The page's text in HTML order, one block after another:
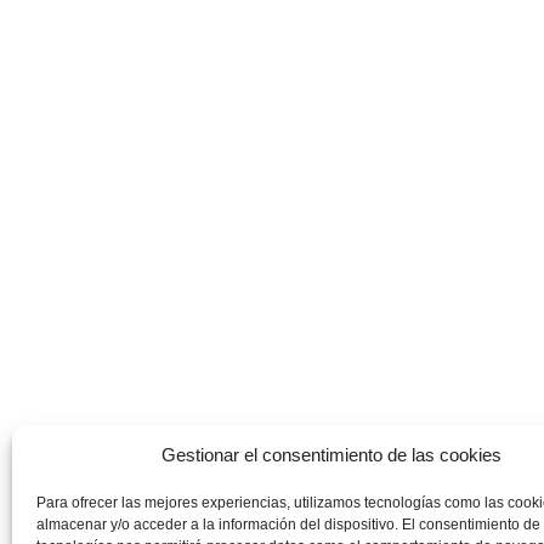
Gestionar el consentimiento de las cookies
Para ofrecer las mejores experiencias, utilizamos tecnologías como las
almacenar y/o acceder a la información del dispositivo. El consentimiento de